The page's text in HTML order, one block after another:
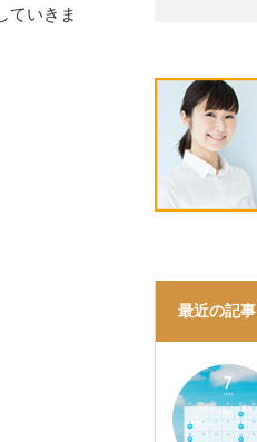
ていきま
最近の記事